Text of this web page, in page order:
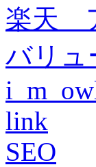
楽天
バリ
link
SEO